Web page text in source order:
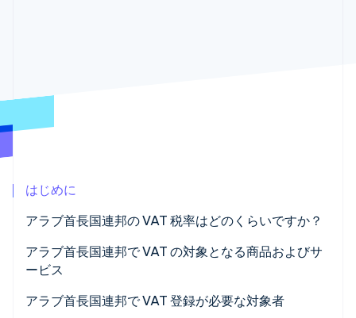
スタートアップの企業設立
Stripe Sessions 2026
Stripe が AI の経済インフラをどのように構築しているかを
ご覧ください。
こちらをご覧ください
はじめに
アラブ首長国連邦の VAT 税率はどのくらいですか？
アラブ首長国連邦で VAT の対象となる商品およびサ
ービス
標準 VAT 税率
アラブ首長国連邦で VAT 登録が必要な対象者